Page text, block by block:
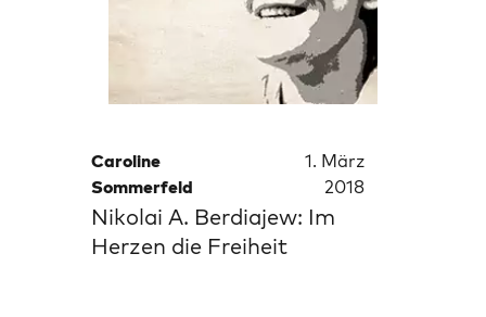
Caroline
Sommerfeld
1. März
2018
Nikolai A. Berdiajew: Im
Herzen die Freiheit